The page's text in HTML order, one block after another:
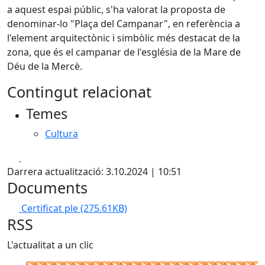
a aquest espai públic, s'ha valorat la proposta de
denominar-lo "Plaça del Campanar", en referència a
l'element arquitectònic i simbòlic més destacat de la
zona, que és el campanar de l'església de la Mare de
Déu de la Mercè.
Contingut relacionat
Temes
Cultura
Darrera actualització: 3.10.2024 | 10:51
Documents
Certificat ple(275.61KB)
RSS
L'actualitat a un clic